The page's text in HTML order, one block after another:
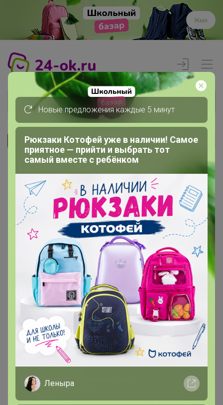
Жми
Эксклюзивный товар
Товар доступендля зарегистрированных,
опытных пользователей 24-ok.ru
Войти
Зарегистрироваться
Новые предложения каждые 5 минут
Рюкзаки Котофей уже в наличии! Самое
приятное — прийти и выбрать тот
самый вместе с ребёнком
Леныра